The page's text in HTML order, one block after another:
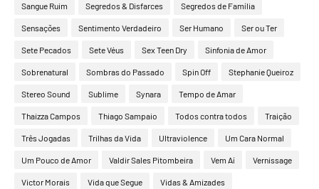
Sangue Ruim Segredos & Disfarces Segredos de Família
Sensações Sentimento Verdadeiro Ser Humano Ser ou Ter
Sete Pecados Sete Véus Sex Teen Dry Sinfonia de Amor
Sobrenatural Sombras do Passado Spin Off Stephanie Queiroz
Stereo Sound Sublime Synara Tempo de Amar
Thaizza Campos Thiago Sampaio Todos contra todos Traição
Três Jogadas Trilhas da Vida Ultraviolence Um Cara Normal
Um Pouco de Amor Valdir Sales Pitombeira Vem Aí Vernissage
Victor Morais Vida que Segue Vidas & Amizades